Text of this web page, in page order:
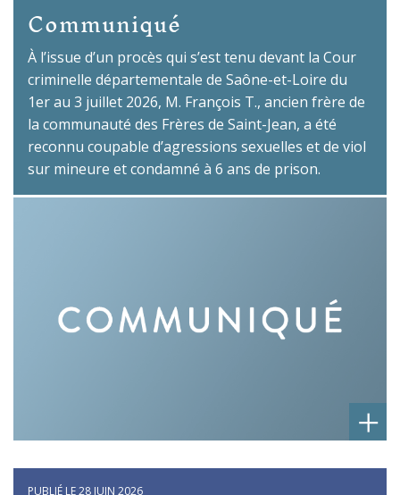
Communiqué
À l’issue d’un procès qui s’est tenu devant la Cour
criminelle départementale de Saône-et-Loire du
1er au 3 juillet 2026, M. François T., ancien frère de
la communauté des Frères de Saint-Jean, a été
reconnu coupable d’agressions sexuelles et de viol
sur mineure et condamné à 6 ans de prison.
+
PUBLIÉ LE 28 JUIN 2026